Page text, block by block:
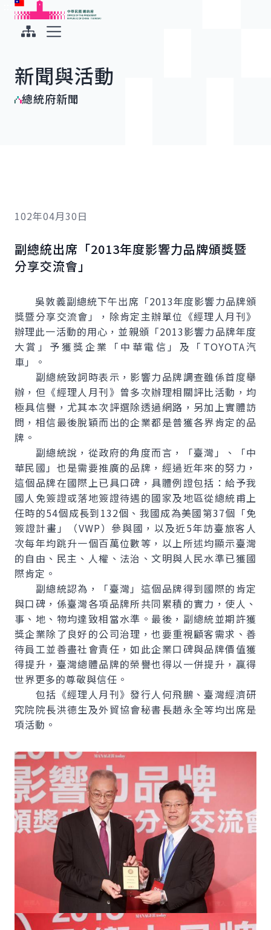
跳到主要內容
中華民國總統府
新聞與活動
總統府新聞
102年04月30日
副總統出席「2013年度影響力品牌頒獎暨
分享交流會」
吳敦義副總統下午出席「2013年度影響力品牌頒
獎暨分享交流會」，除肯定主辦單位《經理人月刊》
辦理此一活動的用心，並親頒「2013影響力品牌年度
大賞」予獲獎企業「中華電信」及「TOYOTA汽
車」。
副總統致詞時表示，影響力品牌調查雖係首度舉
辦，但《經理人月刊》曾多次辦理相關評比活動，均
極具信譽，尤其本次評選除透過網路，另加上實體訪
問，相信最後脫穎而出的企業都是普獲各界肯定的品
牌。
副總統說，從政府的角度而言，「臺灣」、「中
華民國」也是需要推廣的品牌，經過近年來的努力，
這個品牌在國際上已具口碑，具體例證包括：給予我
國人免簽證或落地簽證待遇的國家及地區從總統甫上
任時的54個成長到132個、我國成為美國第37個「免
簽證計畫」（VWP）參與國，以及近5年訪臺旅客人
次每年均跳升一個百萬位數等，以上所述均顯示臺灣
的自由、民主、人權、法治、文明與人民水準已獲國
際肯定。
副總統認為，「臺灣」這個品牌得到國際的肯定
與口碑，係臺灣各項品牌所共同累積的實力，使人、
事、地、物均達致相當水準。最後，副總統並期許獲
獎企業除了良好的公司治理，也要重視顧客需求、善
待員工並善盡社會責任，如此企業口碑與品牌價值獲
得提升，臺灣總體品牌的榮譽也得以一併提升，贏得
世界更多的尊敬與信任。
包括《經理人月刊》發行人何飛鵬、臺灣經濟研
究院院長洪德生及外貿協會秘書長趙永全等均出席是
項活動。